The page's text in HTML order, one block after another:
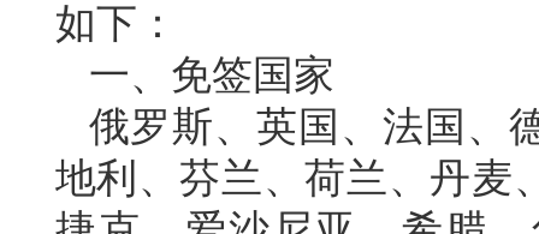
如下：
一、免签国家
俄罗斯、英国、法国、
地利、芬兰、荷兰、丹麦